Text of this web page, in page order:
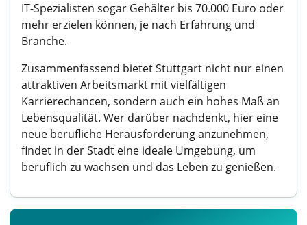
IT-Spezialisten sogar Gehälter bis 70.000 Euro oder
mehr erzielen können, je nach Erfahrung und
Branche.
Zusammenfassend bietet Stuttgart nicht nur einen
attraktiven Arbeitsmarkt mit vielfältigen
Karrierechancen, sondern auch ein hohes Maß an
Lebensqualität. Wer darüber nachdenkt, hier eine
neue berufliche Herausforderung anzunehmen,
findet in der Stadt eine ideale Umgebung, um
beruflich zu wachsen und das Leben zu genießen.